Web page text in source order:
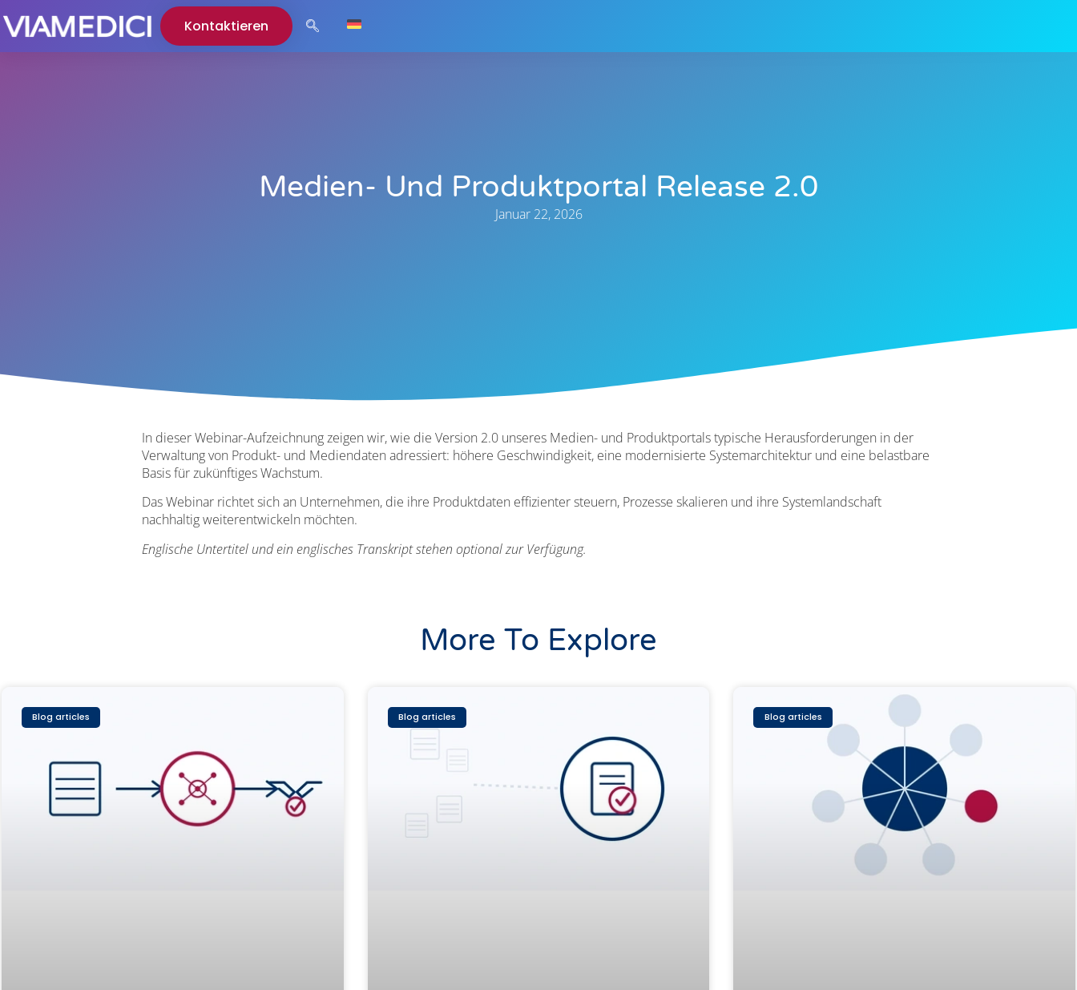
Kontaktieren
Medien- Und Produktportal Release 2.0
Januar 22, 2026
In dieser Webinar-Aufzeichnung zeigen wir, wie die Version 2.0 unseres Medien- und Produktportals typische Herausforderungen in der
Verwaltung von Produkt- und Mediendaten adressiert: höhere Geschwindigkeit, eine modernisierte Systemarchitektur und eine belastbare
Basis für zukünftiges Wachstum.
Das Webinar richtet sich an Unternehmen, die ihre Produktdaten effizienter steuern, Prozesse skalieren und ihre Systemlandschaft
nachhaltig weiterentwickeln möchten.
Englische Untertitel und ein englisches Transkript stehen optional zur Verfügung.
More To Explore
Blog articles Blog articles Blog articles